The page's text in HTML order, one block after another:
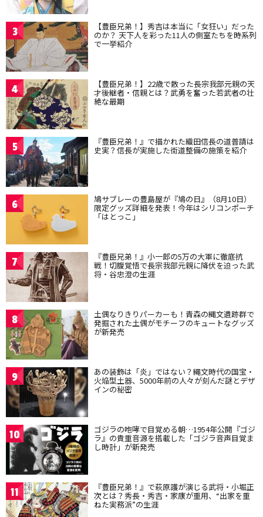
3 【豊臣兄弟！】秀吉は本当に「女狂い」だった
のか？ 天下人を彩った11人の側室たちを時系列
で一挙紹介
4 【豊臣兄弟！】22歳で散った長宗我部元親の天
才後継者・信親とは？武勇を奮った若武者の壮
絶な最期
5 『豊臣兄弟！』で描かれた織田信長の道普請は
史実？信長が実施した街道整備の施策を紹介
6 鳩サブレーの豊島屋が『鳩の日』（8月10日）
限定グッズ詳細を発表！今年はシリコンポーチ
「はとっこ」
7 『豊臣兄弟！』小一郎の5万の大軍に徹底抗
戦！切腹覚悟で長宗我部元親に降伏を迫った武
将・谷忠澄の生涯
8 土偶なりきりパーカーも！青森の縄文遺跡群で
発掘された土偶がモチーフのキュートなグッズ
が新発売
9 あの装飾は「炎」ではない？縄文時代の国宝・
火焔型土器、5000年前の人々が刻んだ謎とデザ
インの秘密
10 ゴジラの咆哮で目覚める朝…1954年公開『ゴジ
ラ』の貴重音源を搭載した「ゴジラ音声目覚ま
し時計」が新発売
11 『豊臣兄弟！』で萩原護が演じる武将・小堀正
次とは？秀長・秀吉・家康が重用、“出家を重
ねた実務派”の生涯